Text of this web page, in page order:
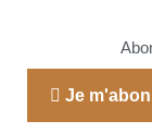
Je